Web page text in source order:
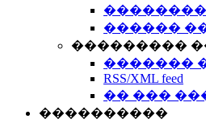
������
���������
�������
RSS/XML feed
�� ���
����������